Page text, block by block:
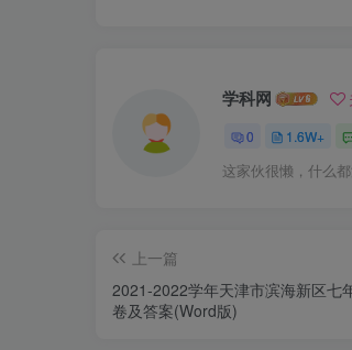
学科网
0 1.6W+
这家伙很懒，什么
上一篇
2021-2022学年天津市滨海新区七
卷及答案(Word版)